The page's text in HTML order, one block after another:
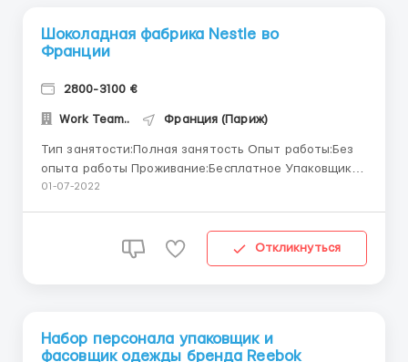
Шоколадная фабрика Nestle во
Франции
2800-3100 €
Work Team.. Франция (Париж)
Тип занятости:Полная занятость Опыт работы:Без
опыта работы Проживание:Бесплатное Упаковщик
шоколадной продукции на шоколадную фабрику в
Семейные пары, мужчины и женщины. Обязанности:
01-07-2022
Откликнуться
Набор персонала упаковщик и
фасовщик одежды бренда Reebok